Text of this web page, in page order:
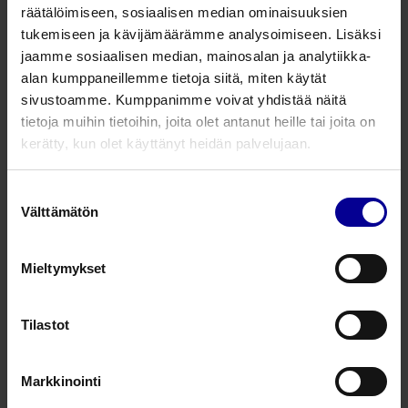
räätälöimiseen, sosiaalisen median ominaisuuksien
tukemiseen ja kävijämäärämme analysoimiseen. Lisäksi
jaamme sosiaalisen median, mainosalan ja analytiikka-
alan kumppaneillemme tietoja siitä, miten käytät
sivustoamme. Kumppanimme voivat yhdistää näitä
tietoja muihin tietoihin, joita olet antanut heille tai joita on
kerätty, kun olet käyttänyt heidän palvelujaan.
valinta
Välttämätön
Mieltymykset
Tilastot
Markkinointi
Tuotenumero Tuotekuvaus
24100064 NRFit Epiduraalifiltteri litteä
100386010 Epiduraalifiltteri, litteä 10
Kysy lisää tuotteesta